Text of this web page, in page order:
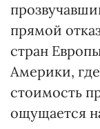
прямой
стран
Америки,
стоимость
ощущается